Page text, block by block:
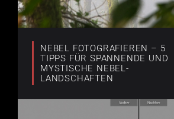
NEBEL FOTOGRAFIEREN – 5
TIPPS FÜR SPANNENDE UND
MYSTISCHE NEBEL-
LANDSCHAFTEN